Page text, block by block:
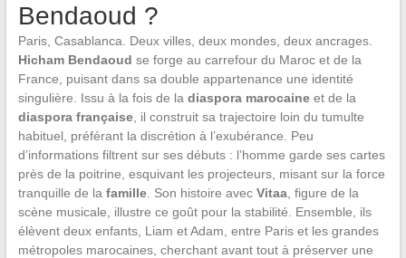
Bendaoud ?
Paris, Casablanca. Deux villes, deux mondes, deux ancrages.
Hicham Bendaoud se forge au carrefour du Maroc et de la
France, puisant dans sa double appartenance une identité
singulière. Issu à la fois de la diaspora marocaineet de la
diaspora française, il construit sa trajectoire loin du tumulte
habituel, préférant la discrétion à l’exubérance. Peu
d’informations filtrent sur ses débuts : l’homme garde ses cartes
près de la poitrine, esquivant les projecteurs, misant sur la force
tranquille de la famille. Son histoire avec Vitaa, figure de la
scène musicale, illustre ce goût pour la stabilité. Ensemble, ils
élèvent deux enfants, Liam et Adam, entre Paris et les grandes
métropoles marocaines, cherchant avant tout à préserver une